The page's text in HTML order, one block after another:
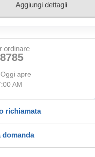
Aggiungi dettagli
ordinare
apre
AM
richiamata
domanda